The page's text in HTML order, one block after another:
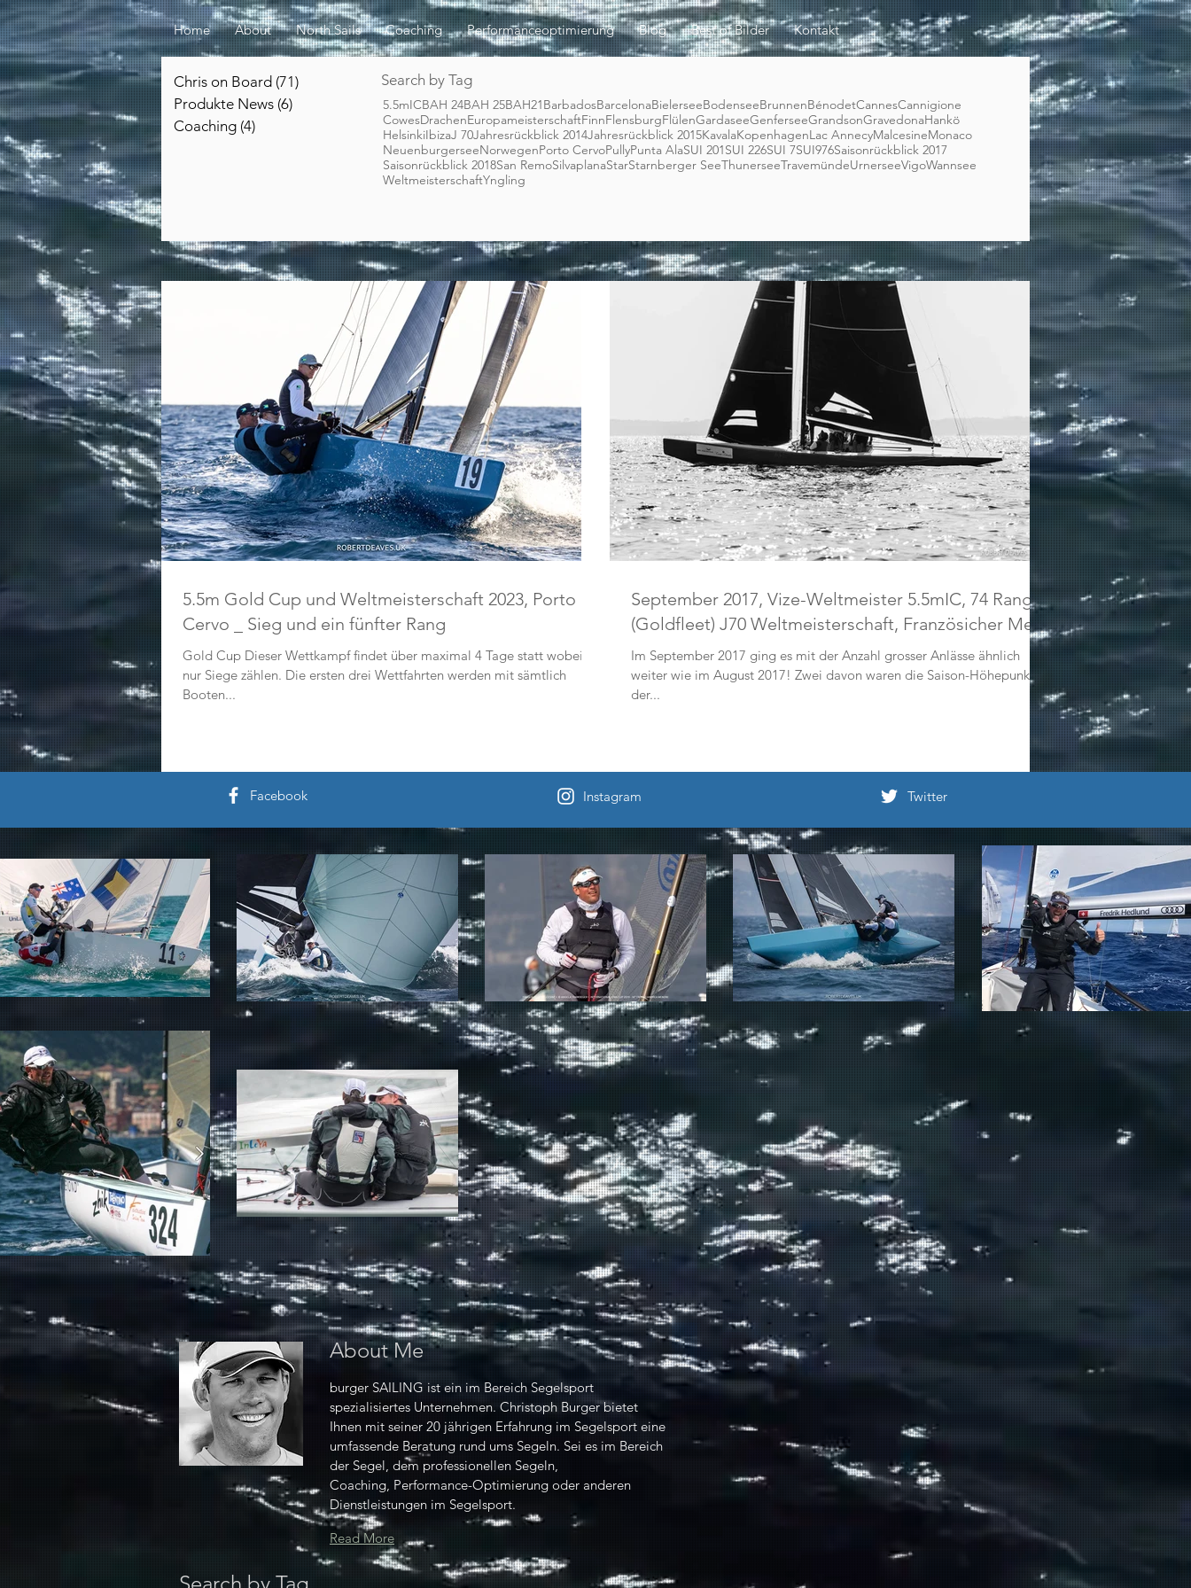
Home About North Sails Coaching Performanceoptimierung Blog Best of Bilder Kontakt
Chris on Board (71)
Produkte News (6)
Coaching (4)
5.5mICBAH 24BAH 25BAH21BarbadosBarcelonaBielerseeBodenseeBrunnenBénodetCannesCannigione
CowesDrachenEuropameisterschaftFinnFlensburgFlülenGardaseeGenferseeGrandsonGravedonaHankö
HelsinkiIbizaJ 70Jahresrückblick 2014Jahresrückblick 2015KavalaKopenhagenLac AnnecyMalcesineMonaco
NeuenburgerseeNorwegenPorto CervoPullyPunta AlaSUI 201SUI 226SUI 7SUI976Saisonrückblick 2017
Saisonrückblick 2018San RemoSilvaplanaStarStarnberger SeeThunerseeTravemündeUrnerseeVigoWannsee
WeltmeisterschaftYngling
Search by Tag
5.5m Gold Cup und Weltmeisterschaft 2023, Porto
Cervo _ Sieg und ein fünfter Rang
Gold Cup Dieser Wettkampf findet über maximal 4 Tage statt wobei
nur Siege zählen. Die ersten drei Wettfahrten werden mit sämtlich
Booten...
September 2017, Vize-Weltmeister 5.5mIC, 74 Rang
(Goldfleet) J70 Weltmeisterschaft, Französicher Mei
Im September 2017 ging es mit der Anzahl grosser Anlässe ähnlich
weiter wie im August 2017! Zwei davon waren die Saison-Höhepunkte
der...
Facebook Instagram Twitter
About Me
burger SAILING ist ein im Bereich Segelsport
spezialisiertes Unternehmen. Christoph Burger bietet
Ihnen mit seiner 20 jährigen Erfahrung im Segelsport eine
umfassende Beratung rund ums Segeln. Sei es im Bereich
der Segel, dem professionellen Segeln,
Coaching, Performance-Optimierung oder anderen
Dienstleistungen im Segelsport.
Read More